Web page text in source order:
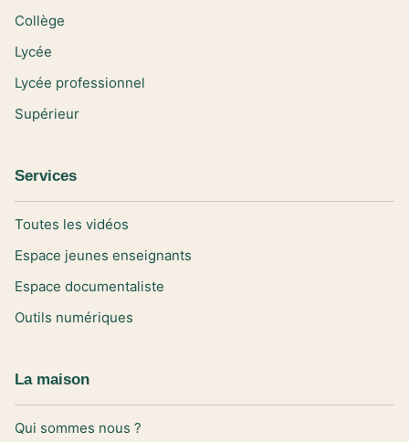
Collège
Lycée
Lycée professionnel
Supérieur
Services
Toutes les vidéos
Espace jeunes enseignants
Espace documentaliste
Outils numériques
La maison
Qui sommes nous ?